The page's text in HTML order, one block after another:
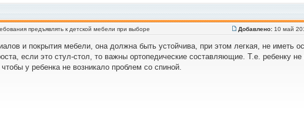
предъявлять к детской мебели при выборе Добавлено: 10 май
и покрытия мебели, она должна быть устойчива, при этом легкая, не иметь
если это стул-стол, то важны ортопедические составляющие. Т.е. ребенку не
у ребенка не возникало проблем со спиной.